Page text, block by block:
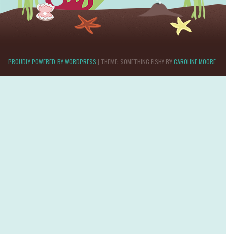
PROUDLY POWERED BY WORDPRESS | THEME: SOMETHING FISHY BYCAROLINE MOORE